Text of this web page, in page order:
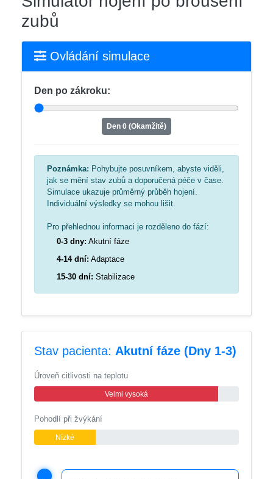
zubů
Ovládání simulace
Den po zákroku:
Den 0 (Okamžitě)
Poznámka: Pohybujte posuvníkem, abyste viděli,
jak se mění stav zubů a doporučená péče v čase.
Simulace ukazuje průměrný průběh hojení.
Individuální výsledky se mohou lišit.
Pro přehlednou informaci je rozděleno do fází:
0-3 dny: Akutní fáze
4-14 dní: Adaptace
15-30 dní: Stabilizace
Stav pacienta: Akutní fáze (Dny 1-3)
Úroveň citlivosti na teplotu
Velmi vysoká
Pohodlí při žvýkání
Nízké